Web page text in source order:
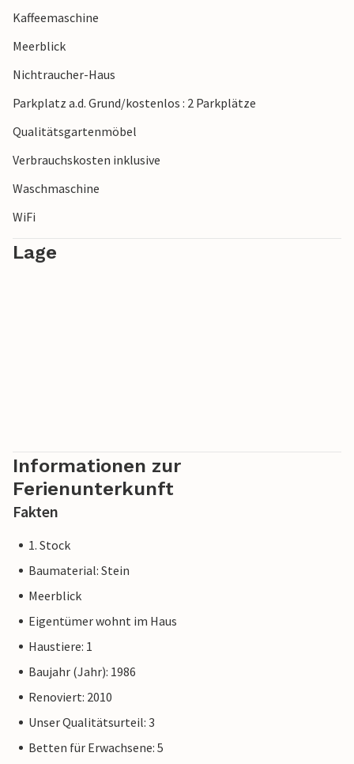
Kaffeemaschine
Meerblick
Nichtraucher-Haus
Parkplatz a.d. Grund/kostenlos : 2 Parkplätze
Qualitätsgartenmöbel
Verbrauchskosten inklusive
Waschmaschine
WiFi
Lage
Informationen zur
Ferienunterkunft
Fakten
1. Stock
Baumaterial: Stein
Meerblick
Eigentümer wohnt im Haus
Haustiere: 1
Baujahr (Jahr): 1986
Renoviert: 2010
Unser Qualitätsurteil: 3
Betten für Erwachsene: 5